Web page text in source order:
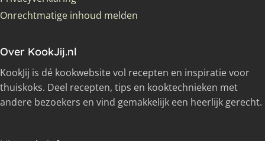
Onrechtmatige inhoud melden
Over KookJij.nl
KookJij is dé kookwebsite vol recepten en inspiratie voor
thuiskoks. Deel recepten, tips en kooktechnieken met
andere bezoekers en vind gemakkelijk een heerlijk gerecht.